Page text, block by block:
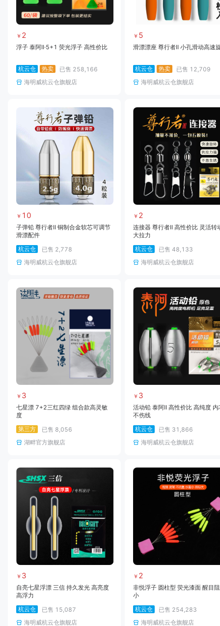
￥ 2
浮子 泰阿II·5+1 荧光浮子 高性价比
杭云仓 热卖 已售 258,166
海明威杭云仓旗舰店
￥ 5
滑漂漂座 尊行者II 小孔滑动高速
杭云仓 热卖 已售 12,709
海明威杭云仓旗舰店
￥ 10
子弹铅 尊行者II 铜制合金软芯可调节
滑漂配件
杭云仓
已售 2,778
海明威杭云仓旗舰店
￥ 2
连接器 尊行者II 高性价比 灵活转
大拉力
杭云仓
已售 48,133
海明威杭云仓旗舰店
￥ 3
七星漂 7+2三红四绿 组合款高灵敏
度
第三方
已售 8,056
湖畔官方旗舰店
￥ 3
活动铅 泰阿II 高性价比 高纯度 内
不伤线
杭云仓
已售 31,866
海明威杭云仓旗舰店
￥ 3
自亮七星浮漂 三信 持久发光 高亮度
高浮力
杭云仓
已售 15,087
海明威杭云仓旗舰店
￥ 2
非悦浮子 圆柱型 荧光漆面 醒目
小
杭云仓
已售 254,283
海明威杭云仓旗舰店